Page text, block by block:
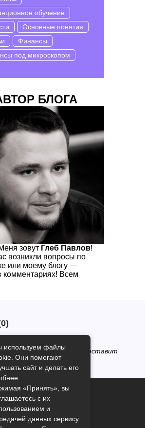
обучение
Основные понятия
Финансы
под микроскопом
БЛОГА
зовут Глеб Павлов!
возникли вопросы по
или моему блогу —
комментариях! Всем
будьте первым кто его оставит
используем файлы
Они помогают
сайт и делать его
«Принять», вы
с их
и
данных сервису